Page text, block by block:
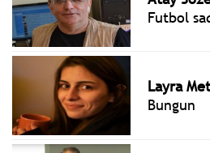
Futbol
Layra
Bungun